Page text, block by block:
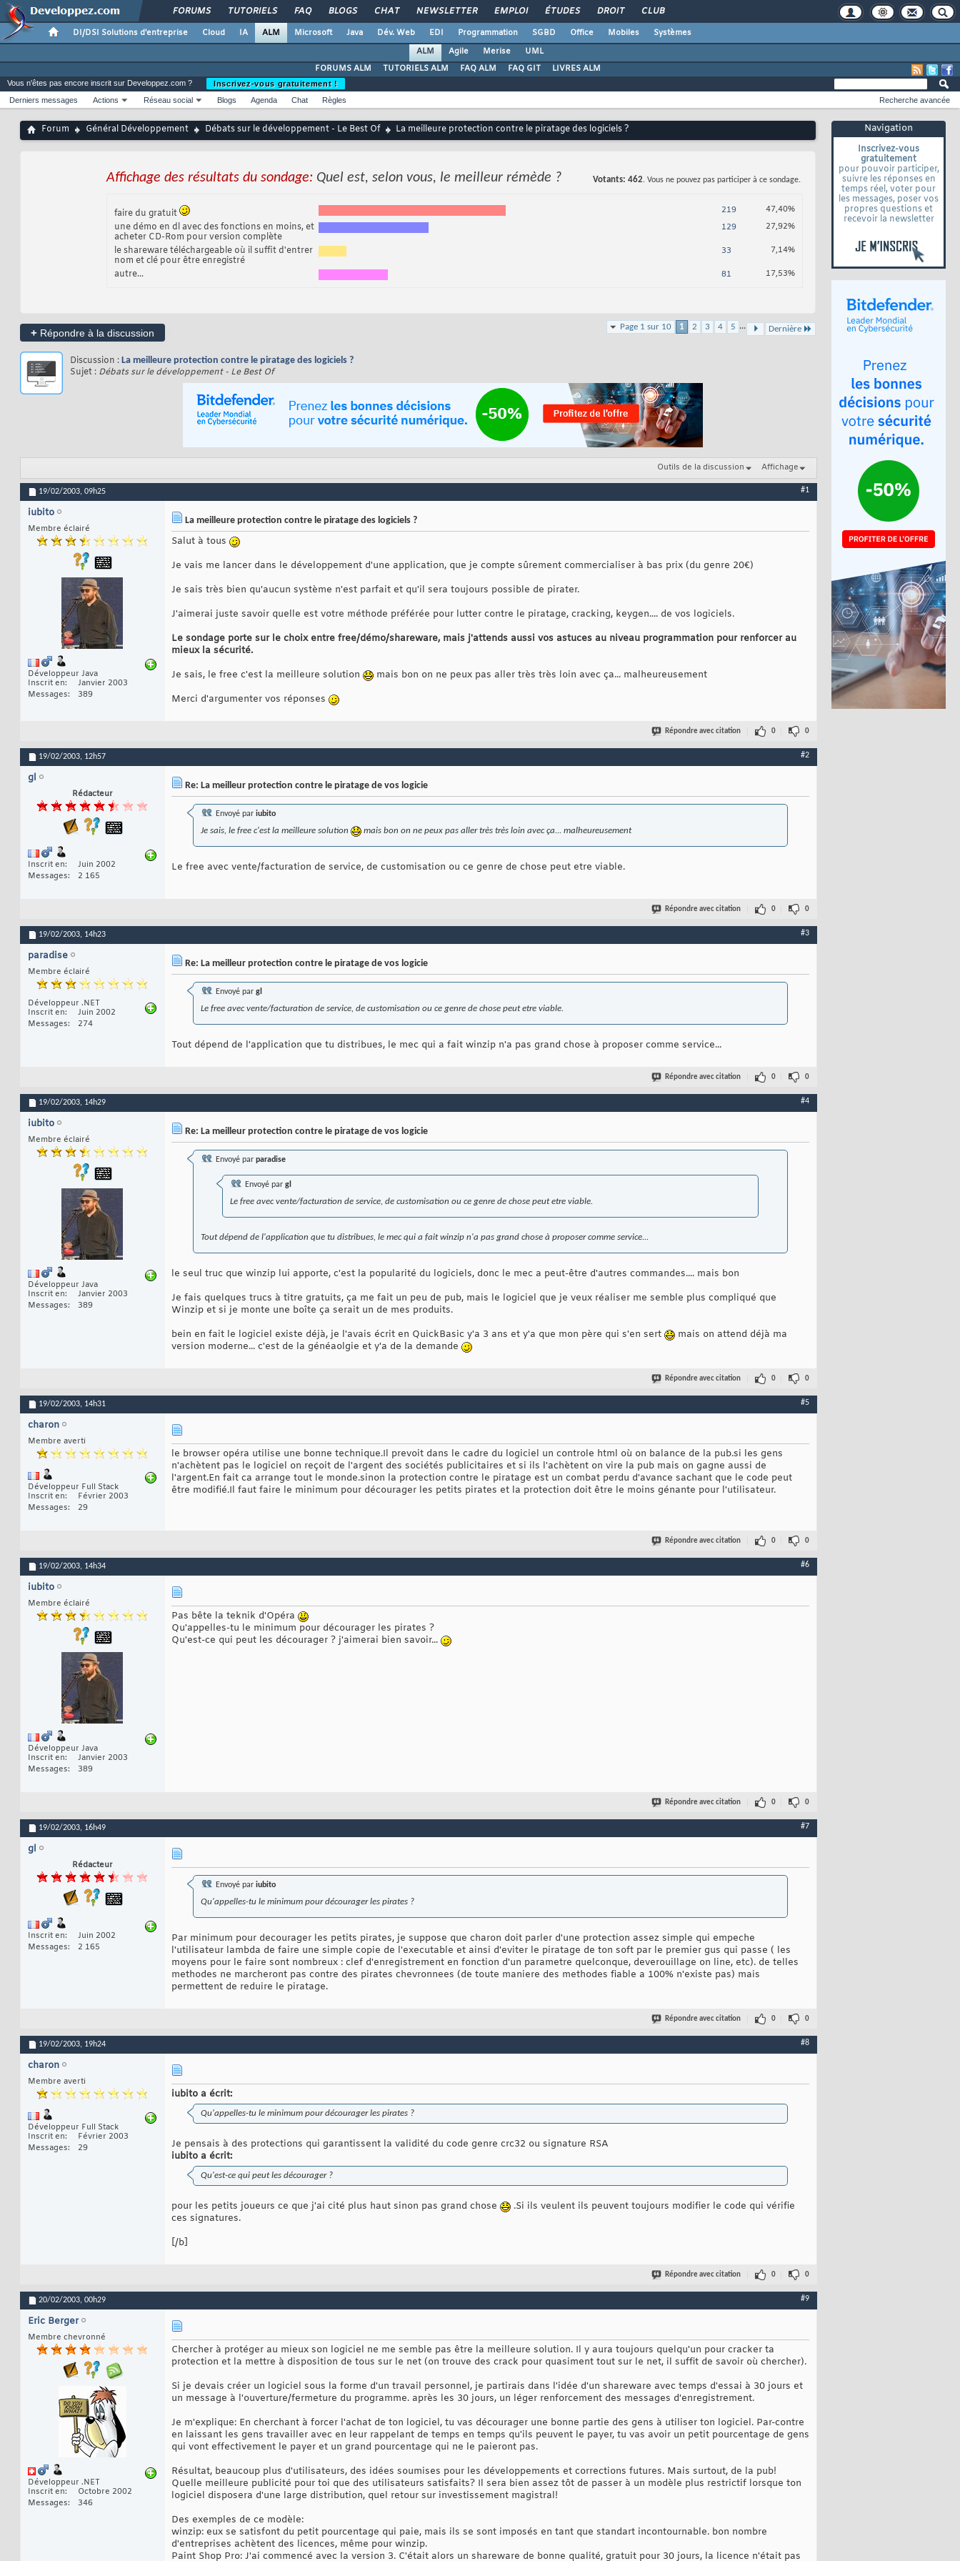
FORUMS TUTORIELS FAQ BLOGS CHAT NEWSLETTER EMPLOI ÉTUDES DROIT CLUB
DI/DSI Solutions d'entreprise Cloud IA ALM Microsoft Java Dév. Web EDI Programmation SGBD Office Mobiles
Systèmes
ALM
Agile Merise
UML
FORUMS ALM
TUTORIELS ALM FAQ ALM FAQ GIT LIVRES ALM
Navigation
Inscrivez-vous
gratuitement
pour pouvoir participer,
suivre les réponses en
temps réel, voter pour
les messages, poser vos
propres questions et
recevoir la newsletter
Vous n'êtes pas encore inscrit sur Developpez.com ?
Inscrivez-vous gratuitement !
Derniers messages
Actions Réseau social Blogs Agenda Chat Règles Recherche avancée
Forum Général Développement Débats sur le développement - Le Best Of La meilleure protection contre le piratage des logiciels ?
Affichage des résultats du sondage: Quel est, selon vous, le meilleur rémède ? Votants 462. Vous ne pouvez pas participer à ce sondage.
faire du gratuit 219 47,40%
une démo en dl avec des fonctions en moins, et
acheter CD-Rom pour version complète
129 27,92%
le shareware téléchargeable où il suffit d'entrer
nom et clé pour être enregistré
33 7,14%
autre... 81 17,53%
+ Répondre à la discussion
Page 1 sur 10 1 2 3 4 5 ... Dernière
Discussion : La meilleure protection contre le piratage des logiciels ?
Sujet : Débats sur le développement - Le Best Of
Outils de la discussion Affichage
19/02/2003, 09h25 #1
iubito
Membre éclairé
Développeur Java
Inscrit en
Janvier 2003
Messages
389
La meilleure protection contre le piratage des logiciels ?
Salut à tous
Je vais me lancer dans le développement d'une application, que je compte sûrement commercialiser à bas prix (du genre 20€)
Je sais très bien qu'aucun système n'est parfait et qu'il sera toujours possible de pirater.
J'aimerai juste savoir quelle est votre méthode préférée pour lutter contre le piratage, cracking, keygen.... de vos logiciels.
Le sondage porte sur le choix entre free/démo/shareware, mais j'attends aussi vos astuces au niveau programmation pour renforcer au
mieux la sécurité.
Je sais, le free c'est la meilleure solution
mais bon on ne peux pas aller très très loin avec ça... malheureusement
Merci d'argumenter vos réponses
Répondre avec citation 0 0
19/02/2003, 12h57 #2
gl
Rédacteur
Inscrit en
Juin 2002
Messages
2 165
Re: La meilleur protection contre le piratage de vos logicie
Envoyé par iubito
Je sais, le free c'est la meilleure solution mais bon on ne peux pas aller très très loin avec ça... malheureusement
Le free avec vente/facturation de service, de customisation ou ce genre de chose peut etre viable.
Répondre avec citation 0 0
19/02/2003, 14h23 #3
paradise
Membre éclairé
Développeur .NET
Inscrit en
Juin 2002
Messages
274
Re: La meilleur protection contre le piratage de vos logicie
Envoyé par gl
Le free avec vente/facturation de service, de customisation ou ce genre de chose peut etre viable.
Tout dépend de l'application que tu distribues, le mec qui a fait winzip n'a pas grand chose à proposer comme service...
Répondre avec citation 0 0
19/02/2003, 14h29 #4
iubito
Membre éclairé
Développeur Java
Inscrit en
Janvier 2003
Messages
389
Re: La meilleur protection contre le piratage de vos logicie
Envoyé par paradise
Envoyé par gl
Le free avec vente/facturation de service, de customisation ou ce genre de chose peut etre viable.
Tout dépend de l'application que tu distribues, le mec qui a fait winzip n'a pas grand chose à proposer comme service...
le seul truc que winzip lui apporte, c'est la popularité du logiciels, donc le mec a peut-être d'autres commandes.... mais bon
Je fais quelques trucs à titre gratuits, ça me fait un peu de pub, mais le logiciel que je veux réaliser me semble plus compliqué que
Winzip et si je monte une boîte ça serait un de mes produits.
bein en fait le logiciel existe déjà, je l'avais écrit en QuickBasic y'a 3 ans et y'a que mon père qui s'en sert
mais on attend déjà ma
version moderne... c'est de la généaolgie et y'a de la demande
Répondre avec citation 0 0
19/02/2003, 14h31 #5
charon
Membre averti
Développeur Full Stack
Inscrit en
Février 2003
Messages
29
le browser opéra utilise une bonne technique.Il prevoit dans le cadre du logiciel un controle html où on balance de la pub.si les gens
n'achètent pas le logiciel on reçoit de l'argent des sociétés publicitaires et si ils l'achètent on vire la pub mais on gagne aussi de
l'argent.En fait ca arrange tout le monde.sinon la protection contre le piratage est un combat perdu d'avance sachant que le code peut
être modifié.Il faut faire le minimum pour décourager les petits pirates et la protection doit être le moins génante pour l'utilisateur.
Répondre avec citation 0 0
19/02/2003, 14h34 #6
iubito
Membre éclairé
Développeur Java
Inscrit en
Janvier 2003
Messages
389
Pas bête la teknik d'Opéra
Qu'appelles-tu le minimum pour décourager les pirates ?
Qu'est-ce qui peut les décourager ? j'aimerai bien savoir...
Répondre avec citation 0 0
19/02/2003, 16h49 #7
gl
Rédacteur
Inscrit en
Juin 2002
Messages
2 165
Envoyé par iubito
Qu'appelles-tu le minimum pour décourager les pirates ?
Par minimum pour decourager les petits pirates, je suppose que charon doit parler d'une protection assez simple qui empeche
l'utilisateur lambda de faire une simple copie de l'executable et ainsi d'eviter le piratage de ton soft par le premier gus qui passe ( les
moyens pour le faire sont nombreux : clef d'enregistrement en fonction d'un parametre quelconque, deverouillage on line, etc). de telles
methodes ne marcheront pas contre des pirates chevronnees (de toute maniere des methodes fiable a 100% n'existe pas) mais
permettent de reduire le piratage.
Répondre avec citation 0 0
19/02/2003, 19h24 #8
charon
Membre averti
Développeur Full Stack
Inscrit en
Février 2003
Messages
29
iubito a écrit:
Qu'appelles-tu le minimum pour décourager les pirates ?
Je pensais à des protections qui garantissent la validité du code genre crc32 ou signature RSA
iubito a écrit:
Qu'est-ce qui peut les décourager ?
pour les petits joueurs ce que j'ai cité plus haut sinon pas grand chose
.Si ils veulent ils peuvent toujours modifier le code qui vérifie
ces signatures.
[/b]
Répondre avec citation 0 0
20/02/2003, 00h29 #9
Eric Berger
Membre chevronné
Développeur .NET
Inscrit en
Octobre 2002
Messages
346
Chercher à protéger au mieux son logiciel ne me semble pas être la meilleure solution. Il y aura toujours quelqu'un pour cracker ta
protection et la mettre à disposition de tous sur le net (on trouve des crack pour quasiment tout sur le net, il suffit de savoir où chercher).
Si je devais créer un logiciel sous la forme d'un travail personnel, je partirais dans l'idée d'un shareware avec temps d'essai à 30 jours et
un message à l'ouverture/fermeture du programme. après les 30 jours, un léger renforcement des messages d'enregistrement.
Je m'explique: En cherchant à forcer l'achat de ton logiciel, tu vas décourager une bonne partie des gens à utiliser ton logiciel. Par-contre
en laissant les gens travailler avec en leur rappelant de temps en temps qu'ils peuvent le payer, tu vas avoir un petit pourcentage de gens
qui vont effectivement le payer et un grand pourcentage qui ne le paieront pas.
Résultat, beaucoup plus d'utilisateurs, des idées soumises pour les développements et corrections futures. Mais surtout, de la pub!
Quelle meilleure publicité pour toi que des utilisateurs satisfaits? Il sera bien assez tôt de passer à un modèle plus restrictif lorsque ton
logiciel disposera d'une large distribution, quel retour sur investissement magistral!
Des exemples de ce modèle:
winzip: eux se satisfont du petit pourcentage qui paie, mais ils se sont imposés en tant que standart incontournable. bon nombre
d'entreprises achètent des licences, même pour winzip.
Paint Shop Pro: J'ai commencé avec la version 3. C'était alors un shareware de bonne qualité, gratuit pour 30 jours, la licence n'était pas